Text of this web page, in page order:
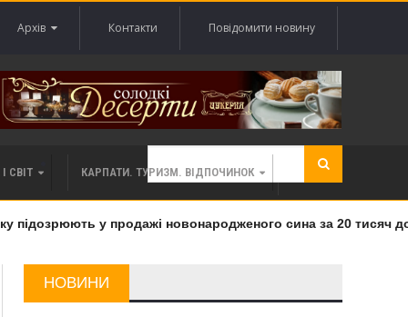
Архів Контакти Повідомити новину
СВІТ КАРПАТИ. ТУРИЗМ. ВІДПОЧИНОК
у продажі новонародженого сина за 20 тисяч
НОВИНИ